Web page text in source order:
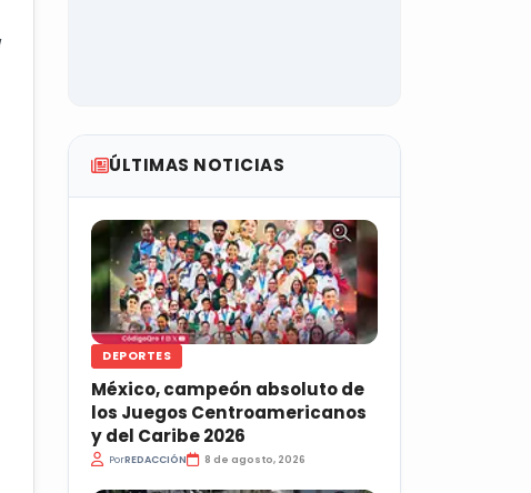
ÚLTIMAS NOTICIAS
DEPORTES
México, campeón absoluto de
los Juegos Centroamericanos
y del Caribe 2026
PorREDACCIÓN 8 de agosto, 2026